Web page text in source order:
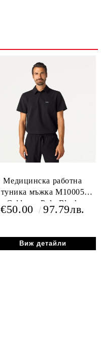
Медицинска работна
туника мъжка M10005
Calderon Polo Black
€50.00 97.79лв.
Виж детайли